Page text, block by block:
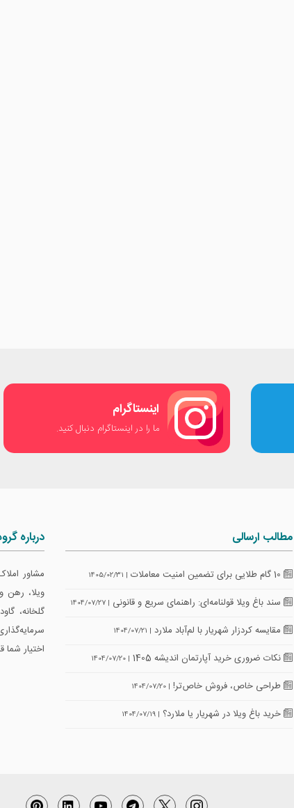
اینستاگرام
ما را در اینستاگرام دنبال کنید.
مطالب ارسالی
| 1405/02/31
سند باغ ویلا قولنامه‌ای: راهنمای سریع و قانونی | 1404/07/27
مقایسه کردزار شهریار با لم‌آباد ملارد | 1404/07/21
نکات ضروری خرید آپارتمان اندیشه 1405 | 1404/07/20
طراحی خاص، فروش خاص‌تر! | 1404/07/20
خرید باغ ویلا در شهریار یا ملارد؟ | 1404/07/19
درباره
مشاور
ویلا، رهن
گلخانه،
اختیار شما